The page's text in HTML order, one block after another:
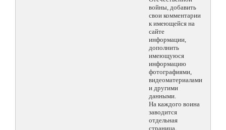
войны, добавить
свои комментарии
к имеющейся на
сайте
информации,
дополнить
имеющуюся
информацию
фотографиями,
видеоматериалами
и другими
данными.
На каждого воина
заводится
отдельная
страница,